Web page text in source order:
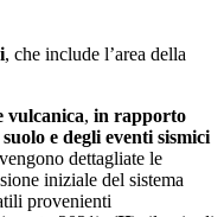
, che include l’area della
vulcanica, in rapporto
e degli eventi sismici
dettagliate le
iniziale del sistema
provenienti